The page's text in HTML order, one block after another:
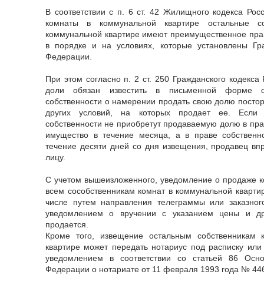
В соответствии с п. 6 ст. 42 Жилищного кодекса
комнаты в коммунальной квартире остальные
коммунальной квартире имеют преимущественное
в порядке и на условиях, которые установлены
Федерации.
При этом согласно п. 2 ст. 250 Гражданского
доли обязан известить в письменной форме
собственности о намерении продать свою долю
других условий, на которых продает ее. Если
собственности не приобретут продаваемую долю в
имущество в течение месяца, а в праве
течение десяти дней со дня извещения, продавец
лицу.
С учетом вышеизложенного, уведомление о продаже
всем сособственникам комнат в коммунальной
числе путем направления телеграммы или
уведомлением о вручении с указанием цены и
продается.
Кроме того, извещение остальным собственникам
квартире может передать нотариус под расписку
уведомлением в соответствии со статьей 86
Федерации о нотариате от 11 февраля 1993 года №